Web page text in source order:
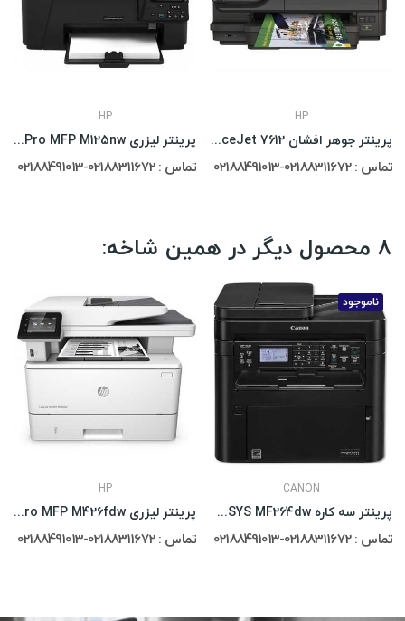
HP
پرینتر لیزری HP LaserJet Pro MFP M125nw
تماس : 02188311672-02188491013
HP
پرینتر جوهر افشان HP OfficeJet 7612
تماس : 02188311672-02188491013
8 محصول دیگر در همین شاخه:
HP
پرینتر لیزری HP LaserJet Pro MFP M426fdw
تماس : 02188311672-02188491013
ناموجود
CANON
پرینتر سه کاره Canon i-SENSYS MF264dw
تماس : 02188311672-02188491013